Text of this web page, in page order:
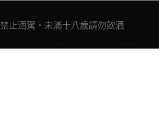
禁止酒駕・未滿十八歲請勿飲酒